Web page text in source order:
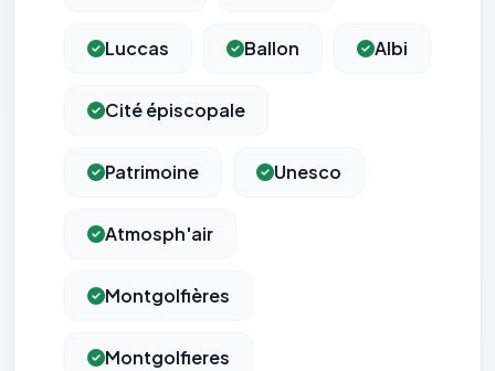
Luccas Ballon Albi
Cité épiscopale
Patrimoine Unesco
Atmosph'air
Montgolfières
Montgolfieres